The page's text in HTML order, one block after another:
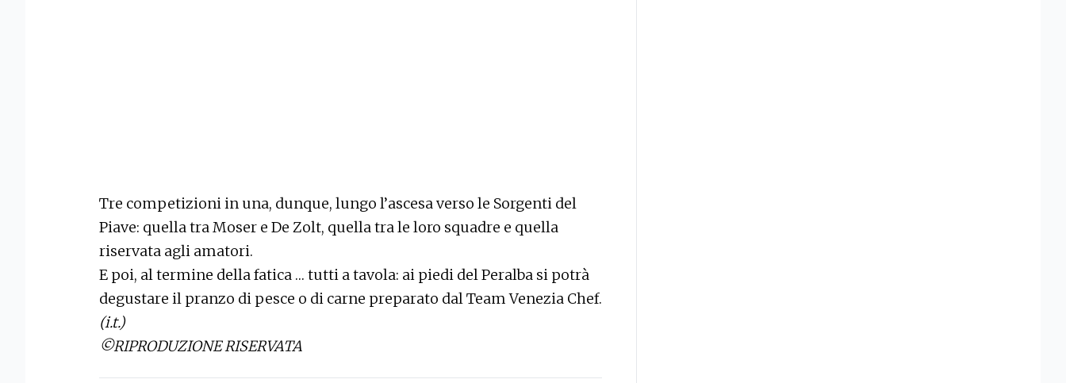
Tre competizioni in una, dunque, lungo l’ascesa verso le Sorgenti del
Piave: quella tra Moser e De Zolt, quella tra le loro squadre e quella
riservata agli amatori.
E poi, al termine della fatica … tutti a tavola: ai piedi del Peralba si potrà
degustare il pranzo di pesce o di carne preparato dal Team Venezia Chef.
(i.t.)
©RIPRODUZIONE RISERVATA